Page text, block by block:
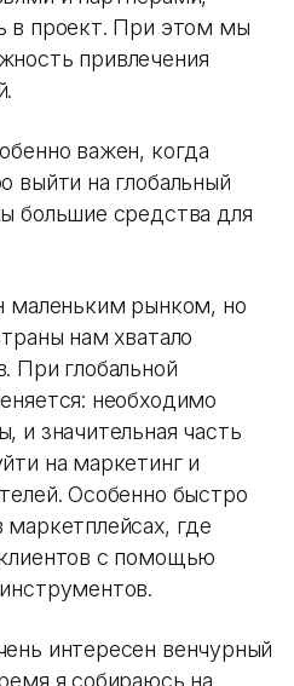
в проект. При этом мы
привлечения
важен, когда
выйти на глобальный
большие средства для
маленьким рынком, но
нам хватало
При глобальной
необходимо
и значительная часть
на маркетинг и
Особенно быстро
где
с помощью
интересен венчурный
я собираюсь на